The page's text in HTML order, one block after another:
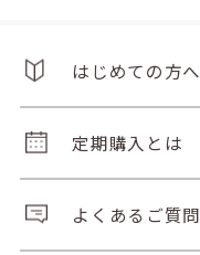
はじめての方へ
定期購入とは
よくあるご質問